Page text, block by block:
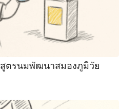
ตรนมพัฒนาสมองภูมิวัย